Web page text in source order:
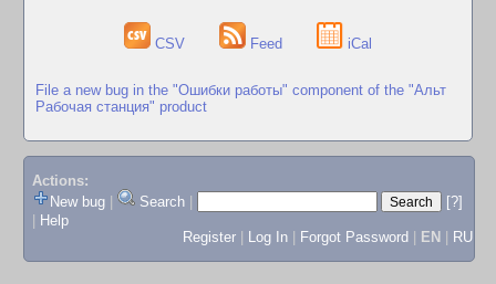
CSV Feed iCal
File a new bug in the "Ошибки работы" component of the "Альт
Рабочая станция" product
Actions:
New bug
Search
[?]
Help
Register
Log In Forgot Password EN RU